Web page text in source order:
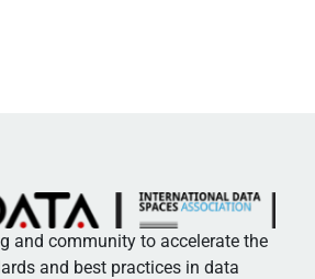
and community to accelerate the
and best practices in data